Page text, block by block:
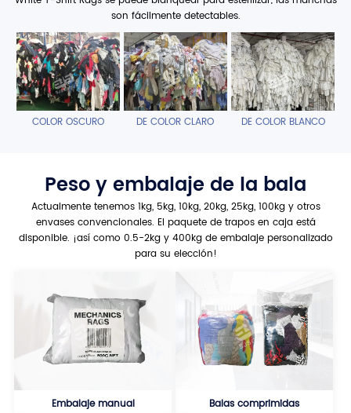
son fácilmente detectables.
COLOR OSCURO DE COLOR CLARO DE COLOR BLANCO
Peso y embalaje de la bala
Actualmente tenemos 1kg, 5kg, 10kg, 20kg, 25kg, 100kg y otros
envases convencionales. El paquete de trapos en caja está
disponible. ¡así como 0.5-2kg y 400kg de embalaje personalizado
para su elección!
Embalaje manual Balas comprimidas